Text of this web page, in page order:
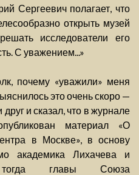
Сергеевич полагает, что
открыть музей
исследователи его
С уважением...»
почему «уважили» меня
это очень скоро —
и сказал, что в журнале
материал «О
в Москве», в основу
академика Лихачева и
главы Союза